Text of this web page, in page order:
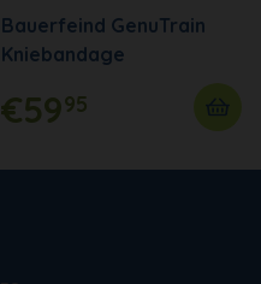
Bauerfeind GenuTrain
Kniebandage
€5995